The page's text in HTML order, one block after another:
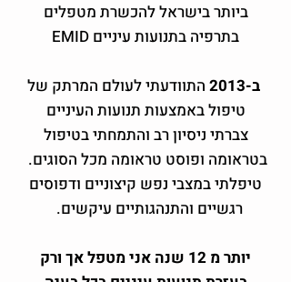
ביותר בישראל להכשרת מטפלים
בתרפיה בתנועות עיניים EMID
ב-2013
התוודעתי לעולם המרתק של
טיפול באמצעות תנועות העיניים
צברתי ניסיון רב והתמחתי בטיפול
בטראומה ופוסט טראומה מכל הסוגים.
טיפלתי במצבי נפש קיצוניים ודפוסים
רגשיים והתנהגותיים עיקשים.
יותר מ 12 שנה אני מטפל אך ורק